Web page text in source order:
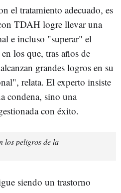
el tratamiento adecuado, es
TDAH logre llevar una
e incluso "superar" el
los que, tras años de
grandes logros en su
relata. El experto insiste
condena, sino una
con éxito.
los peligros de la
siendo un trastorno